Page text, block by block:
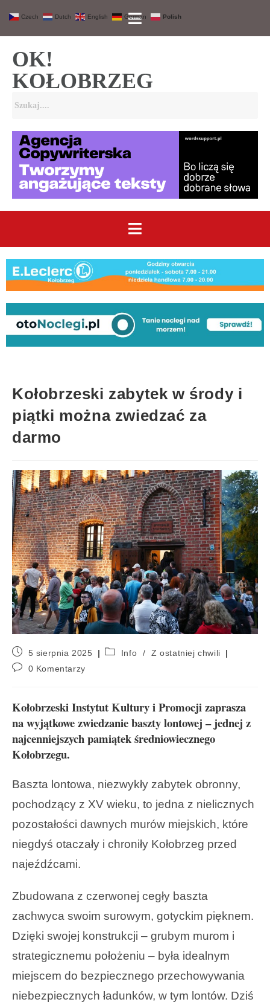
OK!
KOŁOBRZEG
Kołobrzeski zabytek w środy i
piątki można zwiedzać za
darmo
5 sierpnia 2025 Info /
Z ostatniej chwili
0 Komentarzy
Kołobrzeski Instytut Kultury i Promocji zaprasza
na wyjątkowe zwiedzanie baszty lontowej – jednej z
najcenniejszych pamiątek średniowiecznego
Kołobrzegu.
Baszta lontowa, niezwykły zabytek obronny,
pochodzący z XV wieku, to jedna z nielicznych
pozostałości dawnych murów miejskich, które
niegdyś otaczały i chroniły Kołobrzeg przed
najeźdźcami.
Zbudowana z czerwonej cegły baszta
zachwyca swoim surowym, gotyckim pięknem.
Dzięki swojej konstrukcji – grubym murom i
strategicznemu położeniu – była idealnym
miejscem do bezpiecznego przechowywania
niebezpiecznych ładunków, w tym lontów. Dziś
Czech Dutch English German Polish